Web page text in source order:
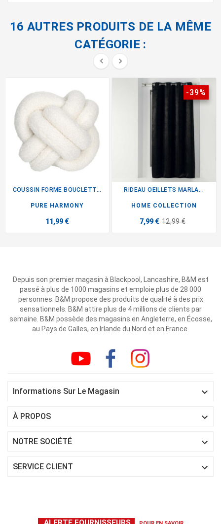
16 AUTRES PRODUITS DE LA MÊME
CATÉGORIE :
 
COUSSIN FORME BOUCLETTE CREME
PURE HARMONY
11,99 €
-39%
RIDEAU OEILLETS MARLA...
HOME COLLECTION
7,99 € 12,99 €
Depuis son premier magasin à Blackpool, Lancashire, B&M est
passé à plus de 1000 magasins et emploie plus de 28 000
personnes. B&M propose des produits de qualité à des prix
sensationnels. B&M attire plus de 4 millions de clients par
semaine. B&M possède des magasins en Angleterre, en Écosse,
au Pays de Galles, en Irlande du Nord et en France.
Informations Sur Le Magasin 
À PROPOS 
NOTRE SOCIÉTÉ 
SERVICE CLIENT 